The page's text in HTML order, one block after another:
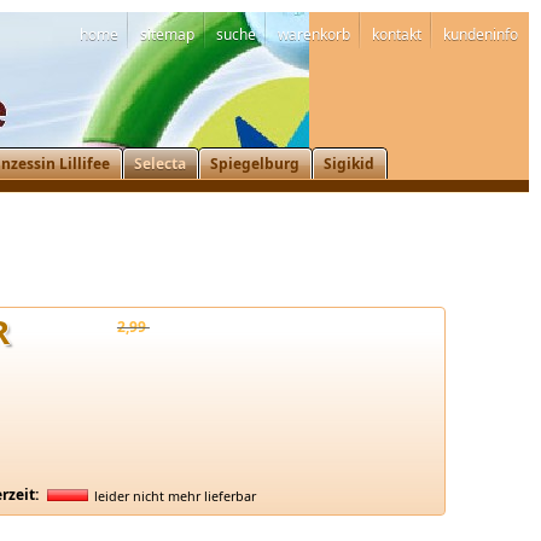
home sitemap suche warenkorb kontakt kundeninfo
Lillifee Selecta Spiegelburg Sigikid
2,99 
leider nicht mehr lieferbar